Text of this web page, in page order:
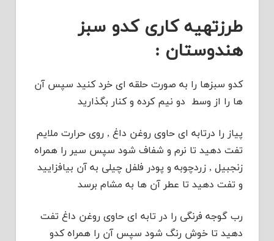
طرزتهیه کاری کدو سبز
هندوستان :
کدو سبزها را به صورت حلقه ای خرد کنید سپس آن
ها را از وسط دو نیم کرده و کنار بگذارید
پیاز را درتابه ای حاوی روغن داغ , روی حرارت ملایم
تفت دهید تا نرم و شفاف شود سپس سیر را همراه
زنجبیل , زردچوبه و پودر فلفل چیلی به آن بیافزایید
و تفت دهید تا عطر آن ها به مشام برسد
رب گوجه فرنگی را در تابه ای حاوی روغن داغ تفت
دهید تا خوش رنگ شود سپس آن را همراه کدو